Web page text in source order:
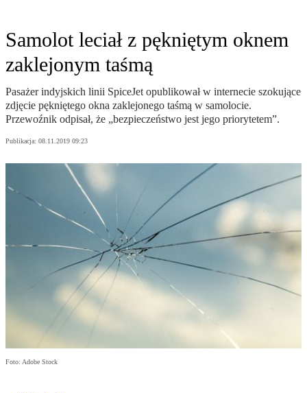
Samolot leciał z pękniętym oknem
zaklejonym taśmą
Pasażer indyjskich linii SpiceJet opublikował w internecie szokujące
zdjęcie pękniętego okna zaklejonego taśmą w samolocie.
Przewoźnik odpisał, że „bezpieczeństwo jest jego priorytetem”.
Publikacja: 08.11.2019 09:23
Foto: Adobe Stock